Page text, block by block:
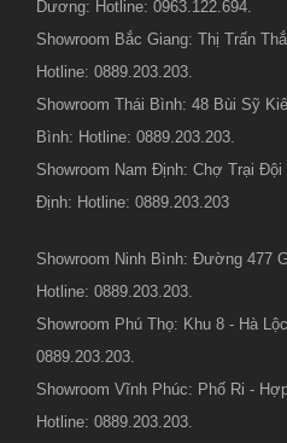
Dương: Hotline: 0963.122.694.
Showroom Bắc Giang: Thị Trấn
Hotline: 0889.203.203.
Showroom Thái Bình: 48 Bùi Sỹ
Bình: Hotline: 0889.203.203.
Showroom Nam Định: Chợ Trại
Định: Hotline: 0889.203.203
Showroom Ninh Bình: Đường 477
Hotline: 0889.203.203.
Showroom Phú Thọ: Khu 8 - Hà
0889.203.203.
Showroom Vĩnh Phúc: Phố Ri -
Hotline: 0889.203.203.